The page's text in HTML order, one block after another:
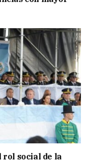
rol social de la